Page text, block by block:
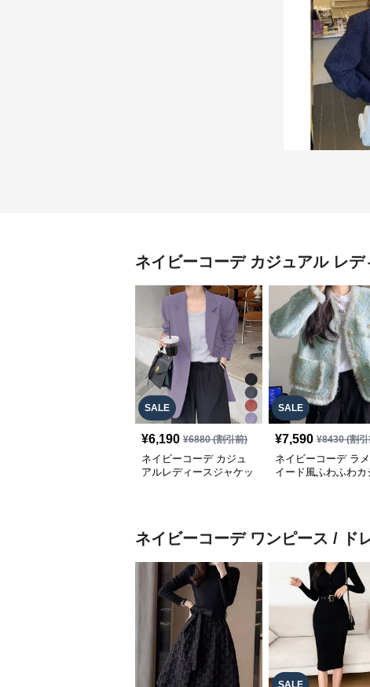
ネイビーコーデ カジュアル レデ
SALE
¥6,190 ¥6880(割引前)
ネイビーコーデ カジュ
アルレディースジャケッ
SALE
¥7,590 ¥8430(割引
ネイビーコーデ ラ
イード風ふわふわカ
ネイビーコーデ ワンピース / ド
SALE